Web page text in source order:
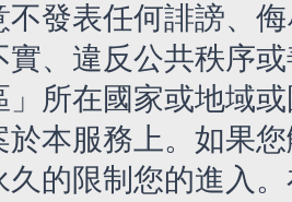
不發表任何誹謗、
實、違反公共秩序
」所在國家或地域
於本服務上。如果
久的限制您的進入